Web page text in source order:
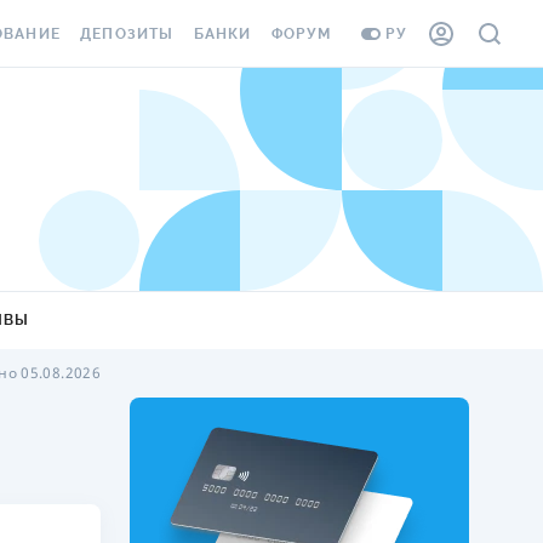
РУ
ЗАГРАНИЦУ
КАРТА
СОТРУДНИКОВ
ДЕПОЗИТЫ
ВСЕ ДЕПОЗИТЫ
ДЕПОЗИТЫ В EUR
БОНУС К ДЕПОЗИТАМ
УСЛОВИЯ АКЦИИ
ПУТЕВОДИТЕЛИ ПО
СБЕРЕЖЕНИЯМ
БАНКИ
ВСЕ БАНКИ
ОТЗЫВЫ О БАНКАХ
МИКРОФИНАНСОВЫЕ
ОТЗЫВЫ ОБ МФО
ФОРУМ
05.08.2026